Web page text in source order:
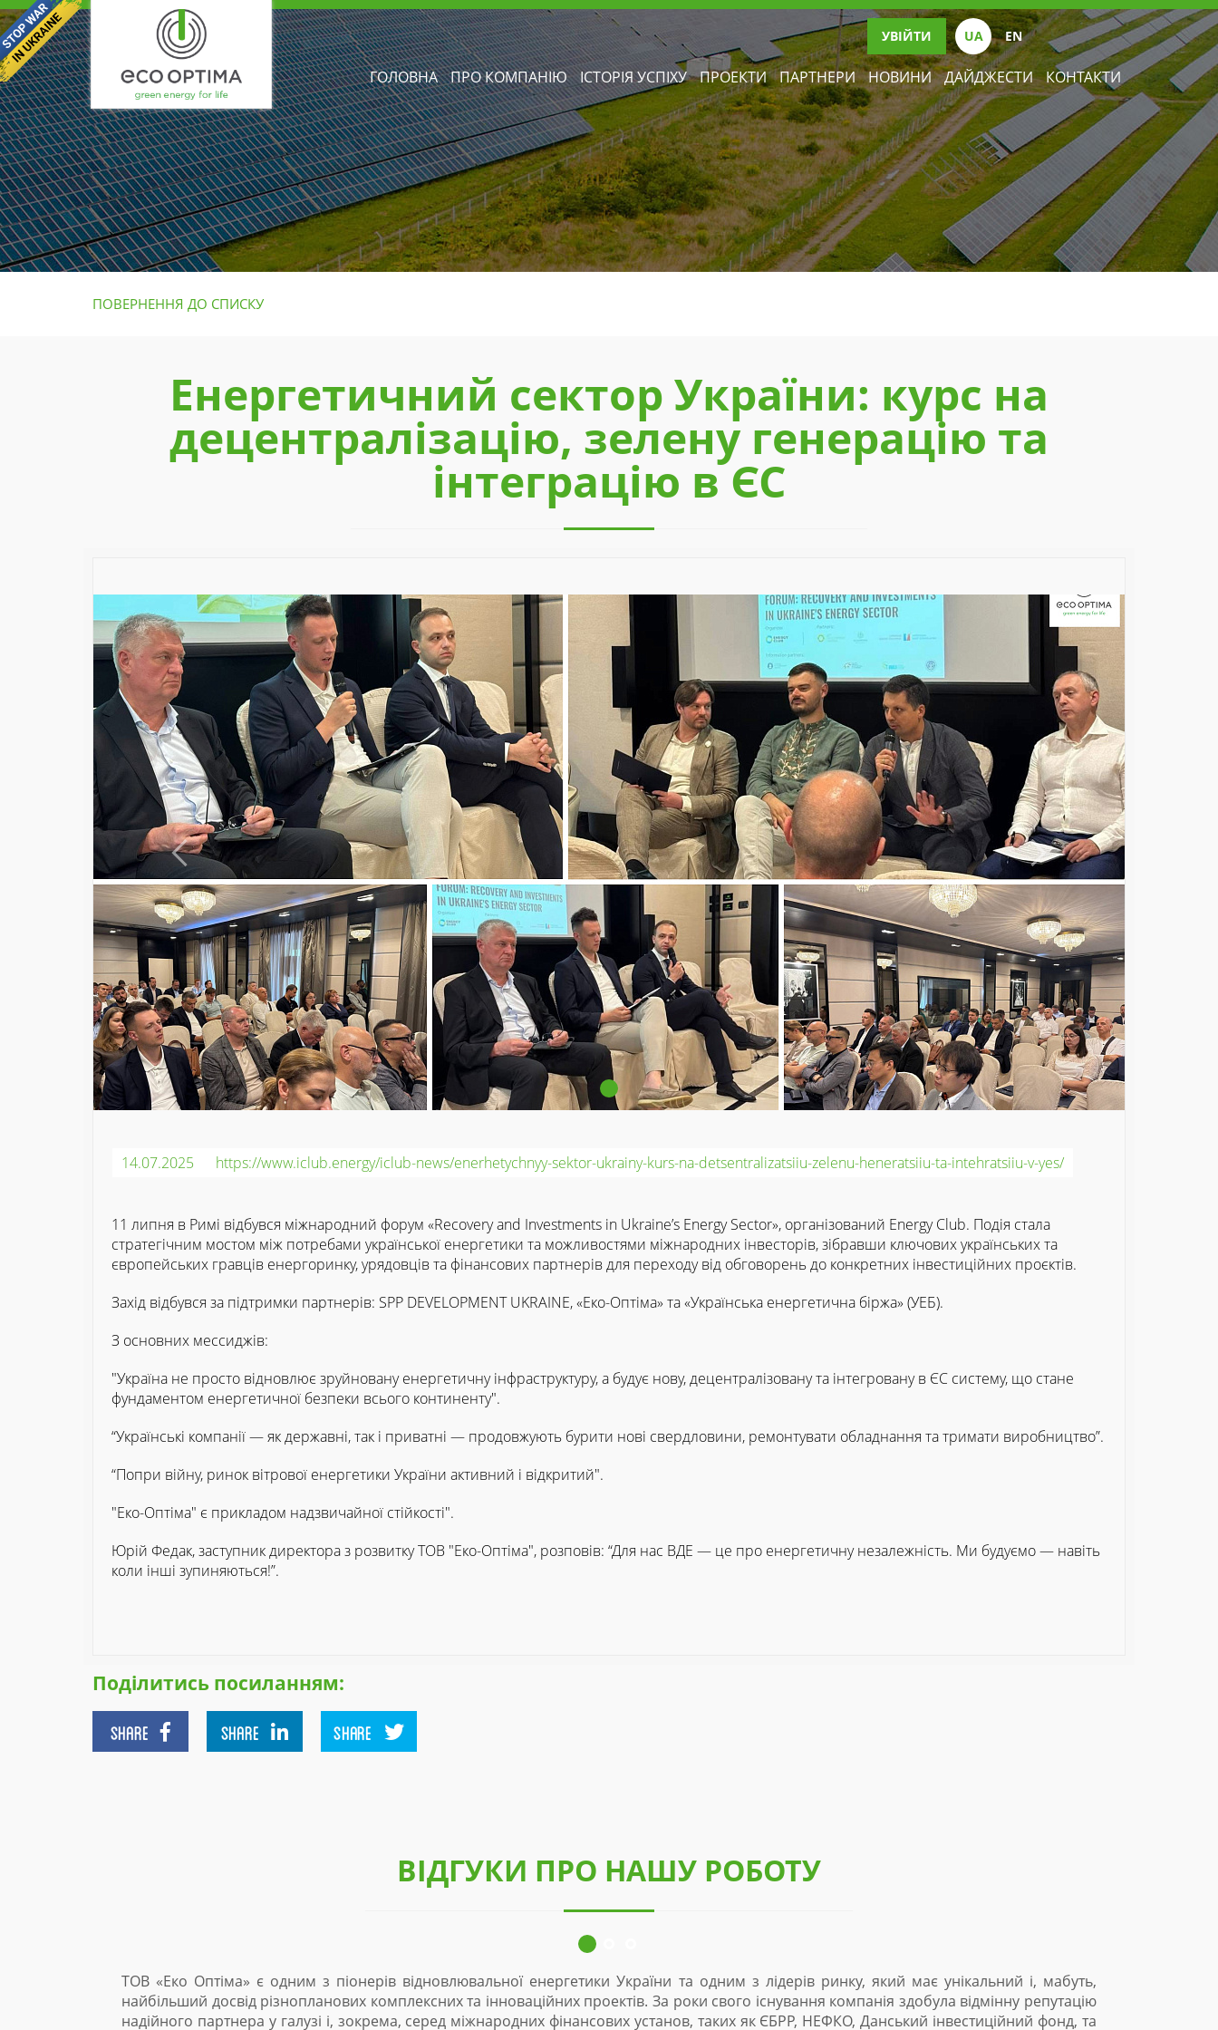
ГОЛОВНА ПРО КОМПАНІЮ ІСТОРІЯ УСПІХУ ПРОЕКТИ ПАРТНЕРИ НОВИНИ ДАЙДЖЕСТИ КОНТАКТИ
УВІЙТИ UА EN
ПОВЕРНЕННЯ ДО СПИСКУ
Енергетичний сектор України: курс на
децентралізацію, зелену генерацію та
інтеграцію в ЄС
14.07.2025 https://www.iclub.energy/iclub-news/enerhetychnyy-sektor-ukrainy-kurs-na-detsentralizatsiiu-zelenu-heneratsiiu-ta-intehratsiiu-v-yes/
11 липня в Римі відбувся міжнародний форум «Recovery and Investments in Ukraine’s Energy Sector», організований Energy Club. Подія стала
стратегічним мостом між потребами української енергетики та можливостями міжнародних інвесторів, зібравши ключових українських та
європейських гравців енергоринку, урядовців та фінансових партнерів для переходу від обговорень до конкретних інвестиційних проєктів.
Захід відбувся за підтримки партнерів: SPP DEVELOPMENT UKRAINE, «Еко-Оптіма» та «Українська енергетична біржа» (УЕБ).
З основних мессиджів:
"Україна не просто відновлює зруйновану енергетичну інфраструктуру, а будує нову, децентралізовану та інтегровану в ЄС систему, що стане
фундаментом енергетичної безпеки всього континенту".
“Українські компанії — як державні, так і приватні — продовжують бурити нові свердловини, ремонтувати обладнання та тримати виробництво”.
“Попри війну, ринок вітрової енергетики України активний і відкритий".
"Еко-Оптіма" є прикладом надзвичайної стійкості".
Юрій Федак, заступник директора з розвитку ТОВ "Еко-Оптіма", розповів: “Для нас ВДЕ — це про енергетичну незалежність. Ми будуємо — навіть
коли інші зупиняються!”.
Поділитись посиланням:
SHARE SHARE SHARE
ВІДГУКИ ПРО НАШУ РОБОТУ
та одним з лідерів ринку, який має унікальний і, мабуть,
За роки свого існування компанія здобула відмінну репутацію
установ, таких як ЄБРР, НЕФКО, Данський інвестиційний фонд, та
З 2015р ТОВ «Еко-Оптіма» є одним із основних замовників продукції, яку виробляє ТОВ «Солар
сонячних електростанцій. За час співпраці було реалізовано більше 40 МВт проектів, і на сьогодні Еко-
в регіоні та в масштабах держави. Багаторічний досвід та високий рівень персоналу Еко-Оптіма в